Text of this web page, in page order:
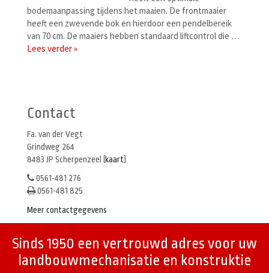
bodemaanpassing tijdens het maaien. De frontmaaier
heeft een zwevende bok en hierdoor een pendelbereik
van 70 cm. De maaiers hebben standaard liftcontrol die …
Lees verder »
Contact
Fa. van der Vegt
Grindweg 264
8483 JP Scherpenzeel (kaart)
0561-481 276
0561-481 825
Meer contactgegevens
Sinds 1950 een vertrouwd adres voor uw
landbouwmechanisatie en konstruktie